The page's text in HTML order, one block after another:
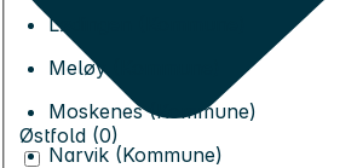
Lødingen (Kommune)
Meløy (Kommune)
Moskenes (Kommune)
Narvik (Kommune)
Østfold (0)